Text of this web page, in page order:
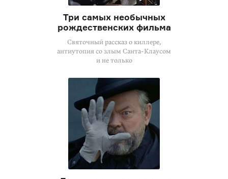
Три самых необычных
рождественских фильма
Святочный рассказ о киллере,
антиутопия со злым Санта-Клаусом
и не только